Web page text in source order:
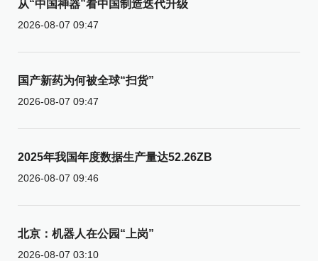
从“中国神器”看中国制造迭代升级
2026-08-07 09:47
国产新药为何被全球“扫货”
2026-08-07 09:47
2025年我国年度数据生产量达52.26ZB
2026-08-07 09:46
北京：机器人在公园“上岗”
2026-08-07 03:10